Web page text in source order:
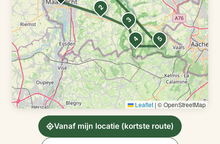
2
3
4 5
Leaflet | © OpenStreetMap
Vanaf mijn locatie (kortste route)